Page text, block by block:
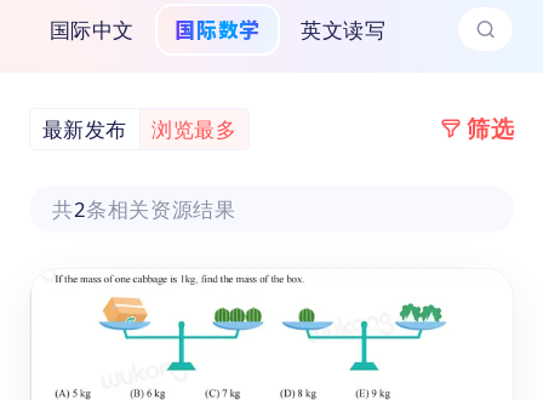
国际中文 国际数学 英文读写
最新发布 浏览最多 筛选
共2条相关资源结果